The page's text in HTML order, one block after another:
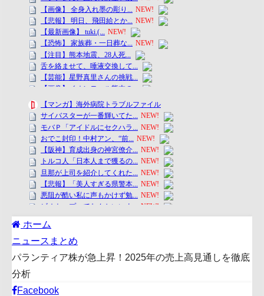
ホーム
ニュースまとめ
パランティア株が急上昇！2025年の売上高見通しを徹底
分析
Facebook